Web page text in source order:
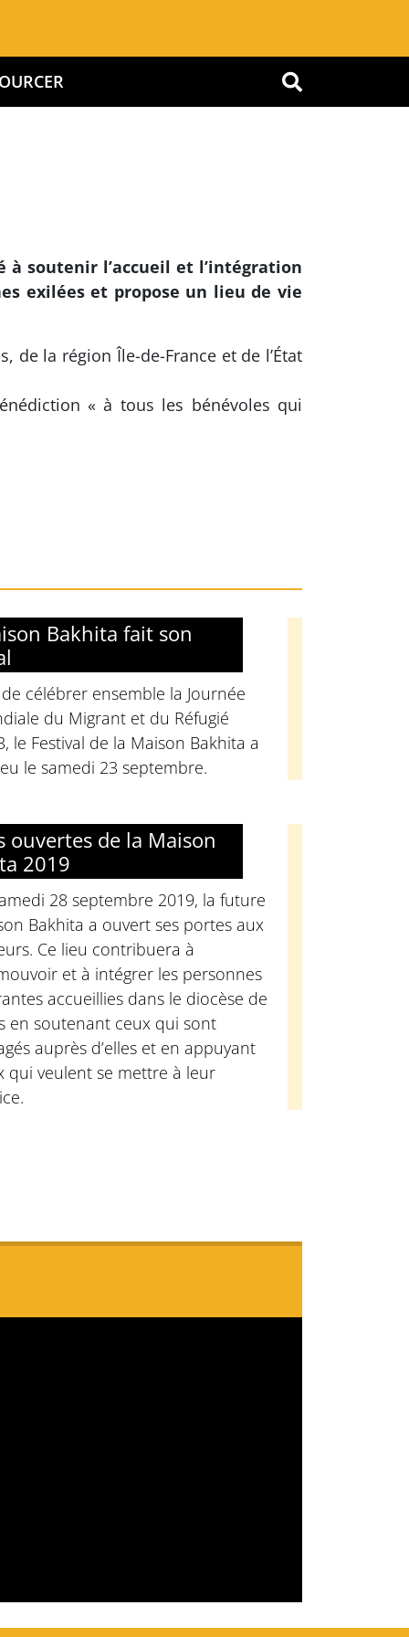
OK
à soutenir l’accueil et l’intégration
exilées et propose un lieu de vie
de la région Île-de-France et de l’État
« à tous les bénévoles qui
Bakhita fait son
célébrer ensemble la Journée
du Migrant et du Réfugié
le Festival de la Maison Bakhita a
le samedi 23 septembre.
ouvertes de la Maison
2019
28 septembre 2019, la future
Bakhita a ouvert ses portes aux
Ce lieu contribuera à
et à intégrer les personnes
accueillies dans le diocèse de
en soutenant ceux qui sont
auprès d’elles et en appuyant
qui veulent se mettre à leur